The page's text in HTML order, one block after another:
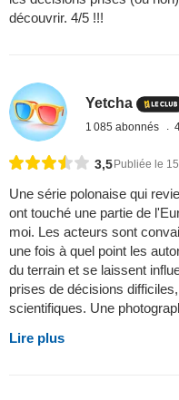
découvrir. 4/5 !!!
Yetcha
1 085 abonnés
3,5Publiée le
Une série polonaise qui
ont touché une partie de
moi. Les acteurs sont
une fois à quel point les
du terrain et se laissent
prises de décisions
scientifiques. Une
Lire plus